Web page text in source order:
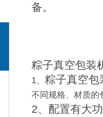
备。
粽子真空包装
1、 粽子真空包
不同规格、材质的
2、配置有大